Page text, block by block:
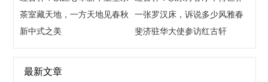
方生活美学
来宾
茶室藏天地，一方天地见春秋
一张罗汉床，诉说多少风雅春
秋
新中式之美 斐济驻华大使参访红古轩
最新文章